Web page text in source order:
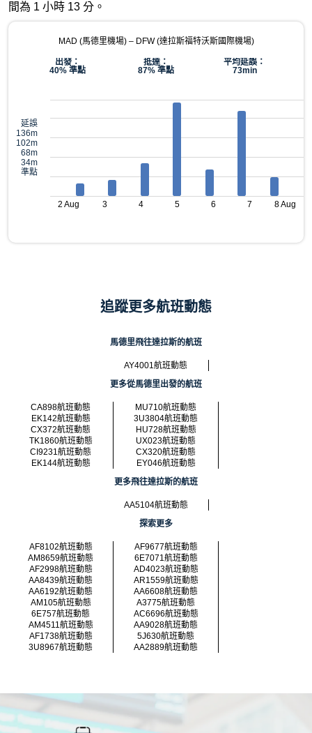
間為 1 小時 13 分。
MAD (馬德里機場) – DFW (達拉斯福特沃斯國際機場)
出發：
40% 準點
抵達：
87% 準點
平均延誤：
73min
延誤
136m
102m
68m
34m
準點
2 Aug 3 4 5 6 7 8 Aug
追蹤更多航班動態
馬德里飛往達拉斯的航班
AY4001航班動態
更多從馬德里出發的航班
CA898航班動態
MU710航班動態
EK142航班動態
3U3804航班動態
CX372航班動態
HU728航班動態
TK1860航班動態
UX023航班動態
CI9231航班動態
CX320航班動態
EK144航班動態
EY046航班動態
更多飛往達拉斯的航班
AA5104航班動態
探索更多
AF8102航班動態
AF9677航班動態
AM8659航班動態
6E7071航班動態
AF2998航班動態
AD4023航班動態
AA8439航班動態
AR1559航班動態
AA6192航班動態
AA6608航班動態
AM105航班動態
A3775航班動態
6E757航班動態
AC6696航班動態
AM4511航班動態
AA9028航班動態
AF1738航班動態
5J630航班動態
3U8967航班動態
AA2889航班動態